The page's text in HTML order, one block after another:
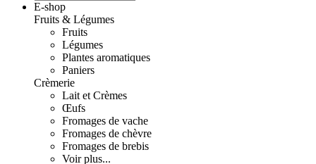
E-shop
Fruits & Légumes
Fruits
Légumes
Plantes aromatiques
Paniers
Crèmerie
Lait et Crèmes
Œufs
Fromages de vache
Fromages de chèvre
Fromages de brebis
Voir plus...